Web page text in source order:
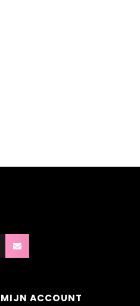
MIJN ACCOUNT